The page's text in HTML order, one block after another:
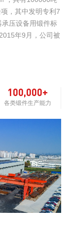
，其中发明专利7
压设备用锻件标
年9月，公司被
100,000+
各类锻件生产能力